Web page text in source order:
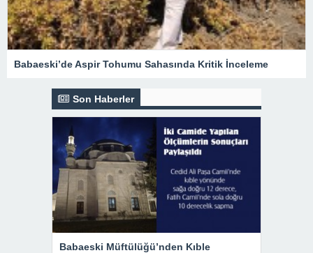
Babaeski’de Aspir Tohumu Sahasında Kritik İnceleme
Son Haberler
Babaeski Müftülüğü’nden Kıble